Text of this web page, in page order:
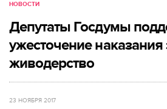
НОВОСТИ
Депутаты Госдумы
ужесточение наказания
живодерство
23 НОЯБРЯ 2017